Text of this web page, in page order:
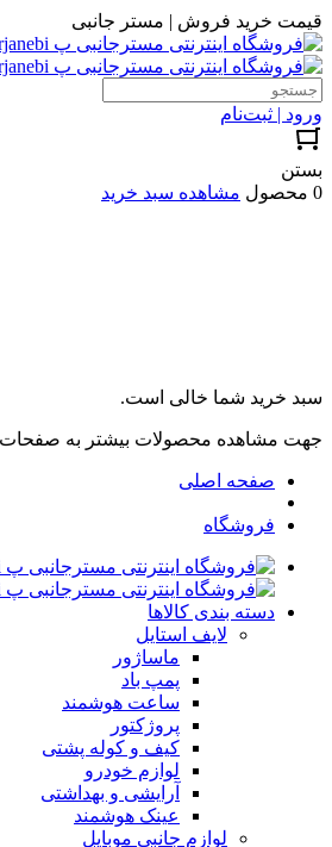
قیمت خرید فروش | مستر جانبی
ورود | ثبت‌نام
بستن
0 محصول
مشاهده سبد خرید
سبد خرید شما خالی است.
جهت مشاهده محصولات بیشتر به صفحات
صفحه اصلی
فروشگاه
دسته بندی کالاها
لایف استایل
ماساژور
پمپ باد
ساعت هوشمند
پروژکتور
کیف و کوله پشتی
لوازم خودرو
آرایشی و بهداشتی
عینک هوشمند
لوازم جانبی موبایل